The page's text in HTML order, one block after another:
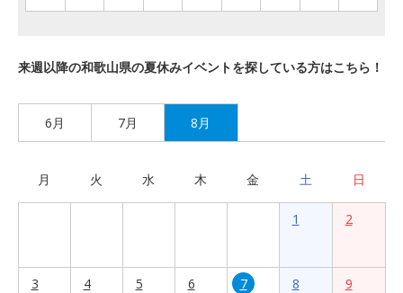
来週以降の和歌山県の夏休みイベントを探している方はこちら！
6月 7月 8月
月 火 水 木 金 土 日
1 2
3 4 5 6 7 8 9